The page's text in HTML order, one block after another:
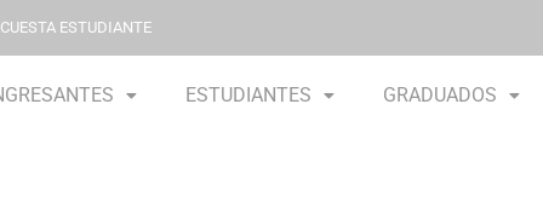
ESTUDIANTE
ESTUDIANTES GRADUADOS